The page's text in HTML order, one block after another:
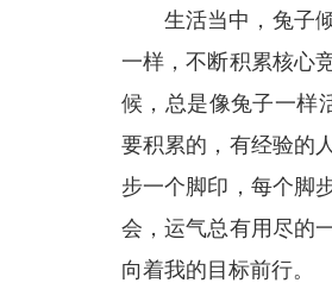
生活当中，兔子
一样，不断积累核心
候，总是像兔子一样
要积累的，有经验的
步一个脚印，每个脚
会，运气总有用尽的
向着我的目标前行。